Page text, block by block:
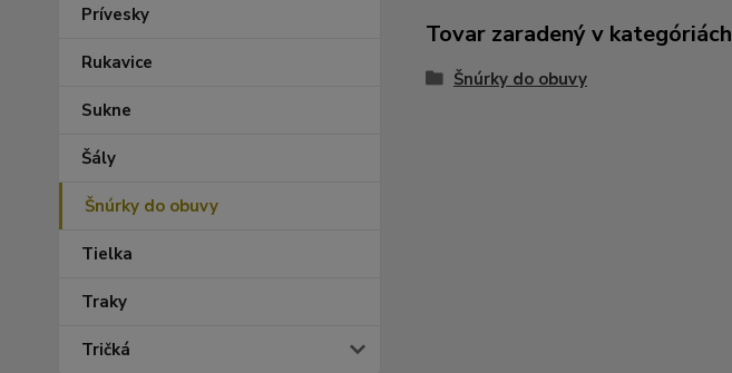
Prívesky
Rukavice
Sukne
Šály
Šnúrky do obuvy
Tielka
Traky
Tričká
Tovar zaradený v kategóriách
Šnúrky do obuvy